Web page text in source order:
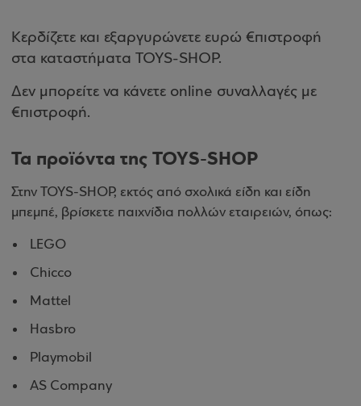
Κερδίζετε και εξαργυρώνετε ευρώ €πιστροφή
στα καταστήματα TOYS-SHOP.
Δεν μπορείτε να κάνετε online συναλλαγές με
€πιστροφή.
Τα προϊόντα της TOYS-SHOP
Στην TOYS-SHOP, εκτός από σχολικά είδη και είδη
μπεμπέ, βρίσκετε παιχνίδια πολλών εταιρειών, όπως:
LEGO
Chicco
Mattel
Hasbro
Playmobil
AS Company